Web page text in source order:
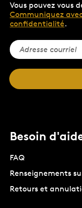
Vous pouvez vous
Communiquez
confidentialité.
Besoin
FAQ
Renseignements
Retours et